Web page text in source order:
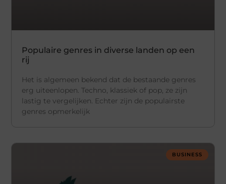
Populaire genres in diverse landen op een
rij
Het is algemeen bekend dat de bestaande genres
erg uiteenlopen. Techno, klassiek of pop, ze zijn
lastig te vergelijken. Echter zijn de populairste
genres opmerkelijk
BUSINESS